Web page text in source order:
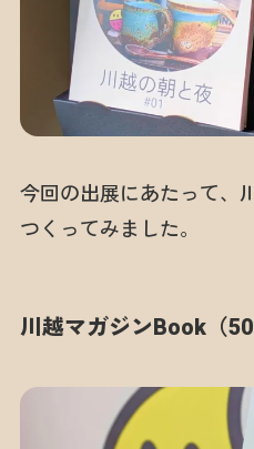
今回の出展にあたって、
つくってみました。
川越マガジンBook（